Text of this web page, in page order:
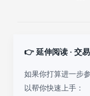
👉 延伸阅读 · 交
如果你打算进一步
以帮你快速上手：